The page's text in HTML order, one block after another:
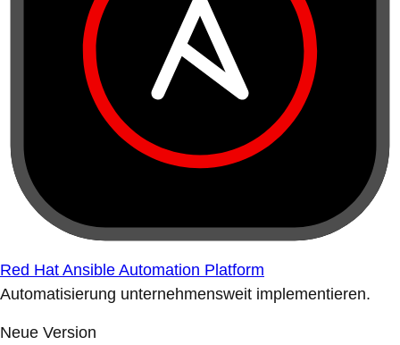
Red Hat Ansible Automation Platform
Automatisierung unternehmensweit implementieren.
Neue Version